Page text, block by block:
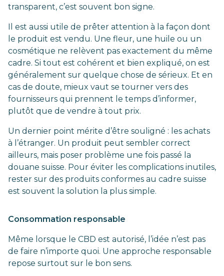
transparent, c’est souvent bon signe.
Il est aussi utile de prêter attention à la façon dont
le produit est vendu. Une fleur, une huile ou un
cosmétique ne relèvent pas exactement du même
cadre. Si tout est cohérent et bien expliqué, on est
généralement sur quelque chose de sérieux. Et en
cas de doute, mieux vaut se tourner vers des
fournisseurs qui prennent le temps d’informer,
plutôt que de vendre à tout prix.
Un dernier point mérite d’être souligné : les achats
à l’étranger. Un produit peut sembler correct
ailleurs, mais poser problème une fois passé la
douane suisse. Pour éviter les complications inutiles,
rester sur des produits conformes au cadre suisse
est souvent la solution la plus simple.
Consommation responsable
Même lorsque le CBD est autorisé, l’idée n’est pas
de faire n’importe quoi. Une approche responsable
repose surtout sur le bon sens.